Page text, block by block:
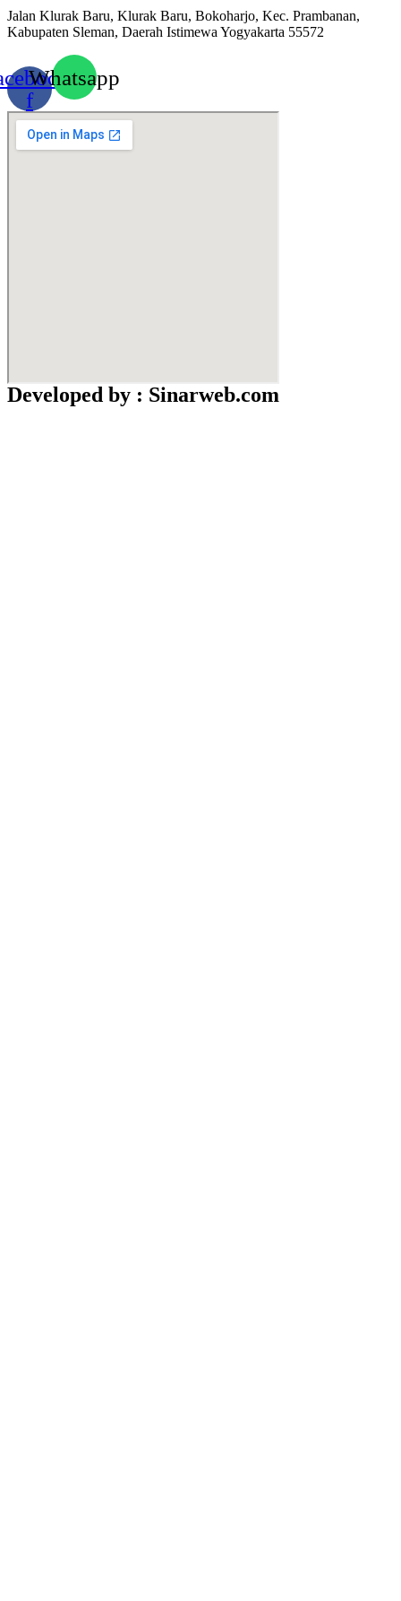
Jalan Klurak Baru, Klurak Baru, Bokoharjo, Kec. Prambanan,
Kabupaten Sleman, Daerah Istimewa Yogyakarta 55572
f
Whatsapp
Developed by : Sinarweb.com